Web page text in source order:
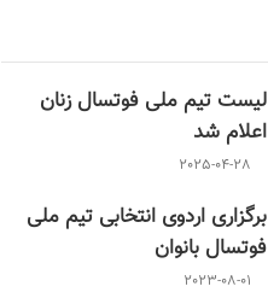
لیست تیم ملی فوتسال زنان
اعلام شد
2025-04-28
برگزاری اردوی انتخابی تیم ملی
فوتسال بانوان
2023-08-01